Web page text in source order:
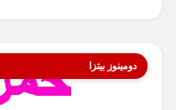
دومينوز بيتزا